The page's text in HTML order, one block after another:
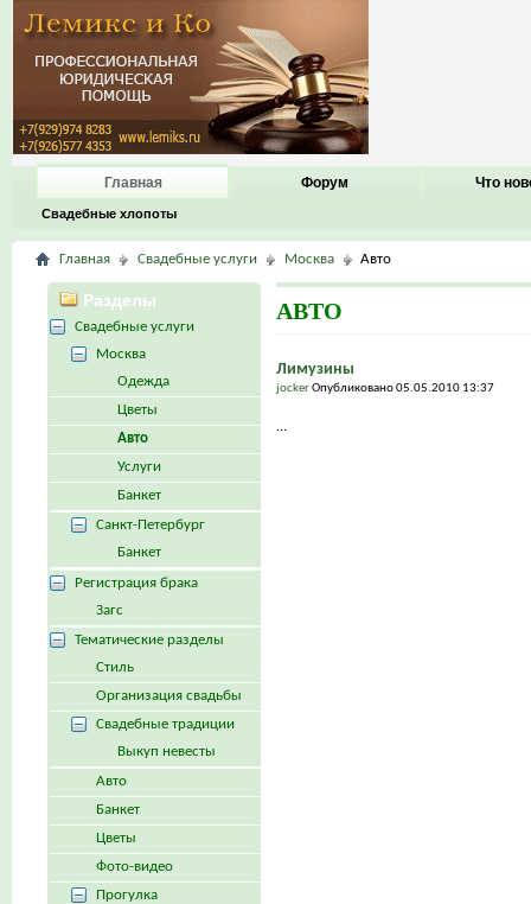
Главная
Свадебные хлопоты
Форум Что
Главная Свадебные услуги Москва Авто
АВТО
Лимузины
jockerОпубликовано 05.05.2010 13:37
...
Разделы
Свадебные услуги
Москва
Одежда
Цветы
Авто
Услуги
Банкет
Санкт-Петербург
Банкет
Регистрация брака
Загс
Тематические разделы
Стиль
Организация свадьбы
Свадебные традиции
Выкуп невесты
Авто
Банкет
Цветы
Фото-видео
Прогулка